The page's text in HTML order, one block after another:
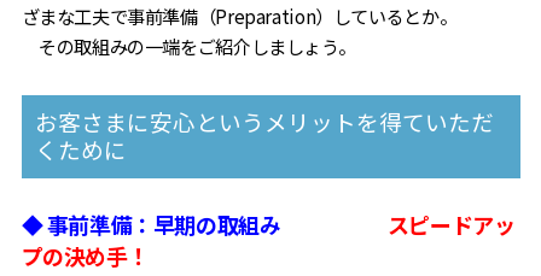
ざまな工夫で事前準備（Preparation）しているとか。
その取組みの一端をご紹介しましょう。
お客さまに安心というメリットを得ていただ
くために
◆ 事前準備：早期の取組み
スピードアッ
プの決め手！